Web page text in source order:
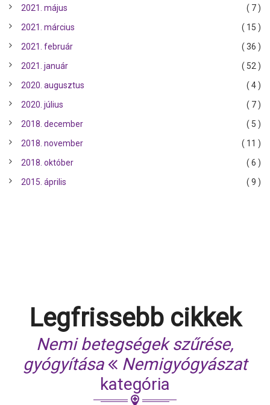
2021. május
( 7 )
2021. március
( 15 )
2021. február
( 36 )
2021. január
( 52 )
2020. augusztus
( 4 )
2020. július
( 7 )
2018. december
( 5 )
2018. november
( 11 )
2018. október
( 6 )
2015. április
( 9 )
Legfrissebb cikkek
Nemi betegségek szűrése,
gyógyítása
Nemigyógyászat
kategória